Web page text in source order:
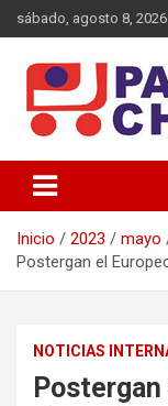
Saltar
al
sábado, agosto 8, 2026
Patines y
Inicio 2023 mayo
Postergan el
NOTICIAS